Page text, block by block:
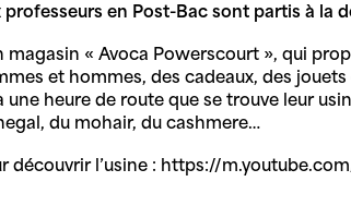
en Post-Bac sont partis à la
magasin « Avoca Powerscourt », qui
et hommes, des cadeaux, des
une heure de route que se trouve leur
du mohair, du cashmere…
découvrir l’usine : https://